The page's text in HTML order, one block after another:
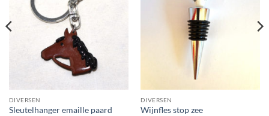
DIVERSEN
Sleutelhanger emaille paard
DIVERSEN
Wijnfles stop zee